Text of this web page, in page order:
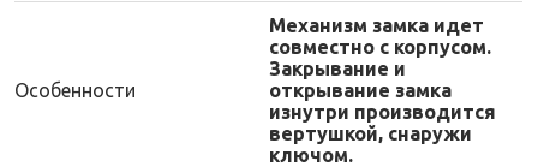
Особенности
Механизм замка идет
совместно с корпусом.
Закрывание и
открывание замка
изнутри производится
вертушкой, снаружи
ключом.